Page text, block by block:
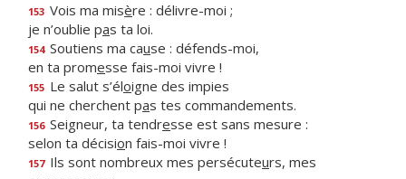
153 Vois ma misère : délivre-moi ;
je n’oublie pas ta loi.
154 Soutiens ma cause : défends-moi,
en ta promesse fais-moi vivre !
155 Le salut s’éloigne des impies
qui ne cherchent pas tes commandements.
156 Seigneur, ta tendresse est sans mesure :
selon ta décision fais-moi vivre !
157 Ils sont nombreux mes persécuteurs, mes